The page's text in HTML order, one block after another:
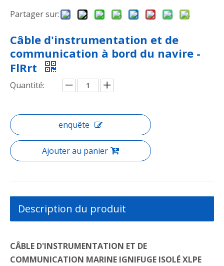
Partager sur:
Câble d'instrumentation et de
communication à bord du navire -
FlRrt
Quantité:
enquête
Ajouter au panier
Description du produit
CÂBLE D'INSTRUMENTATION ET DE
COMMUNICATION MARINE IGNIFUGE ISOLÉ XLPE